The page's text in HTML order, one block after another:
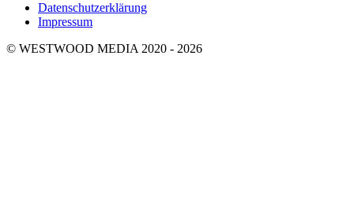
Datenschutzerklärung
Impressum
© WESTWOOD MEDIA 2020 - 2026